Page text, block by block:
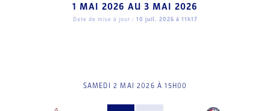
1 MAI 2026 AU 3 MAI 2026
Date de mise à jour : 10 juil. 2026 à 11h17
SAMEDI 2 MAI 2026 À 15H00